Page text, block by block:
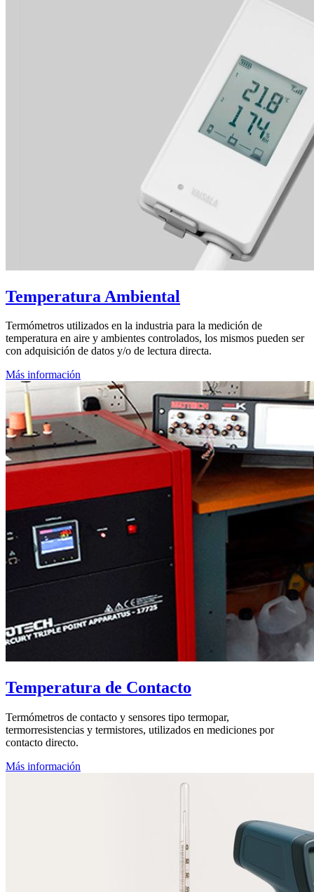
Temperatura Ambiental
Termómetros utilizados en la industria para la medición de
temperatura en aire y ambientes controlados, los mismos pueden ser
con adquisición de datos y/o de lectura directa.
Más información
Temperatura de Contacto
Termómetros de contacto y sensores tipo termopar,
termorresistencias y termistores, utilizados en mediciones por
contacto directo.
Más información